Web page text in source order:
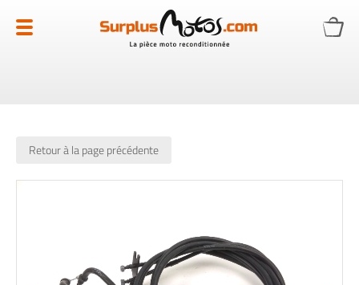
au
contenu
Retour à la page précédente